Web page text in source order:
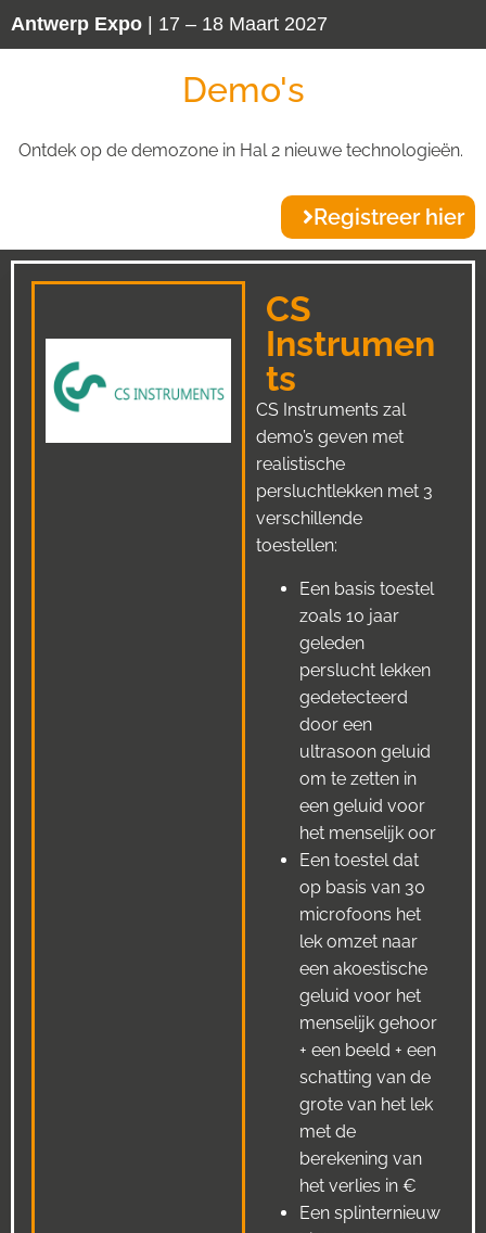
Antwerp Expo | 17 – 18 Maart 2027
Demo's
Ontdek op de demozone in Hal 2 nieuwe technologieën.
Registreer hier
CS
Instrumen
ts
CS Instruments zal
demo’s geven met
realistische
persluchtlekken met 3
verschillende
toestellen:
Een basis toestel
zoals 10 jaar
geleden
perslucht lekken
gedetecteerd
door een
ultrasoon geluid
om te zetten in
een geluid voor
het menselijk oor
Een toestel dat
op basis van 30
microfoons het
lek omzet naar
een akoestische
geluid voor het
menselijk gehoor
+ een beeld + een
schatting van de
grote van het lek
met de
berekening van
het verlies in €
Een splinternieuw